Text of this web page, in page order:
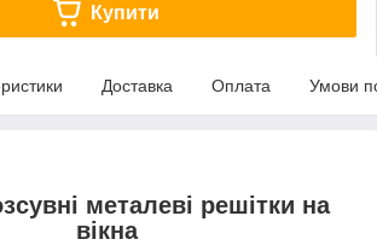
Купити
Доставка Оплата Умови
металеві решітки на
вікна